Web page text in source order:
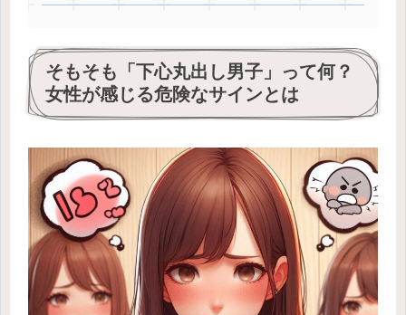
そもそも「下心丸出し男子」って何？
女性が感じる危険なサインとは